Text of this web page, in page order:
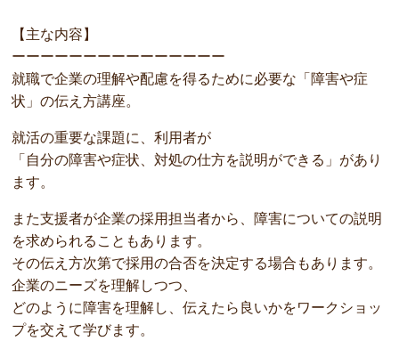
【主な内容】
ーーーーーーーーーーーーーーー
就職で企業の理解や配慮を得るために必要な「障害や症
状」の伝え方講座。
就活の重要な課題に、利用者が
「自分の障害や症状、対処の仕方を説明ができる」があり
ます。
また支援者が企業の採用担当者から、障害についての説明
を求められることもあります。
その伝え方次第で採用の合否を決定する場合もあります。
企業のニーズを理解しつつ、
どのように障害を理解し、伝えたら良いかをワークショッ
プを交えて学びます。